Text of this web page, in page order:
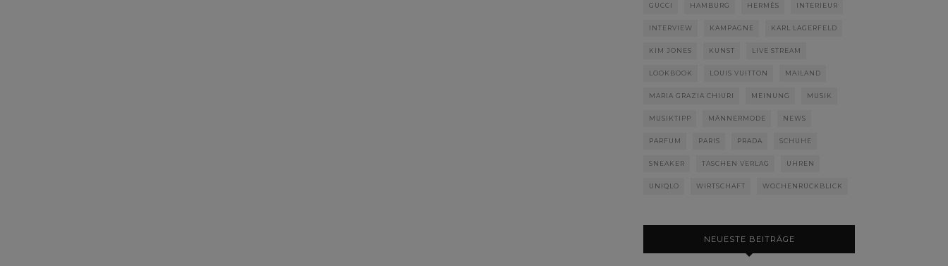
GUCCI HAMBURG HERMÈS INTERIEUR
INTERVIEW KAMPAGNE KARL LAGERFELD
KIM JONES KUNST LIVE STREAM
LOOKBOOK LOUIS VUITTON MAILAND
MARIA GRAZIA CHIURI MEINUNG MUSIK
MUSIKTIPP MÄNNERMODE NEWS
PARFUM PARIS PRADA SCHUHE
SNEAKER TASCHEN VERLAG UHREN
UNIQLO WIRTSCHAFT WOCHENRÜCKBLICK
NEUESTE BEITRÄGE